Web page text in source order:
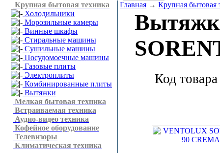
Крупная бытовая техника
Холодильники
Морозильные камеры
Винные шкафы
Стиральные машины
Сушильные машины
Посудомоечные машины
Газовые плиты
Электроплиты
Комбинированные плиты
Вытяжки
Мелкая бытовая техника
Встраиваемая техника
Аудио-видео техника
Кофейное оборудование
Телевизоры
Климатическая техника
Главная → Крупная бытовая
Код